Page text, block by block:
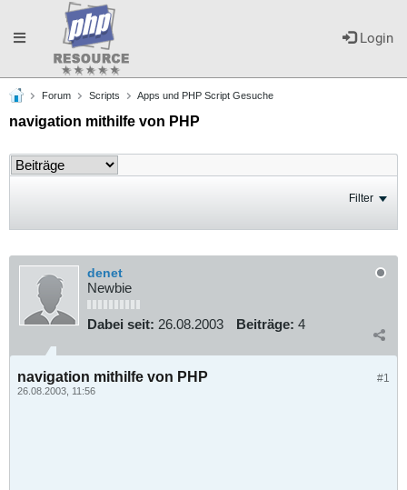
Login
Toggle
navigation
Forum Scripts Apps und PHP Script Gesuche
navigation mithilfe von PHP
Filter
denet
Newbie
Dabei seit: 26.08.2003 Beiträge: 4
#1
navigation mithilfe von PHP
26.08.2003, 11:56